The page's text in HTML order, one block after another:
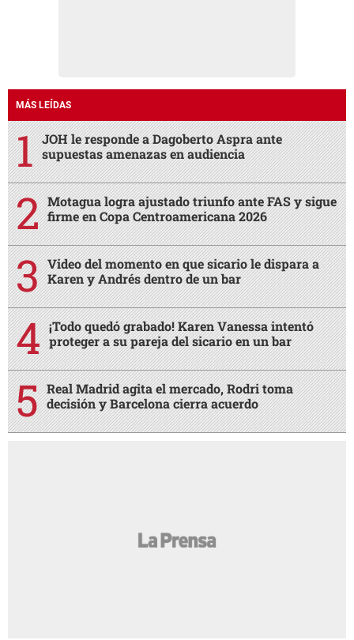
MÁS LEÍDAS
JOH le responde a Dagoberto Aspra ante
supuestas amenazas en audiencia
Motagua logra ajustado triunfo ante FAS y sigue
firme en Copa Centroamericana 2026
Video del momento en que sicario le dispara a
Karen y Andrés dentro de un bar
¡Todo quedó grabado! Karen Vanessa intentó
proteger a su pareja del sicario en un bar
Real Madrid agita el mercado, Rodri toma
decisión y Barcelona cierra acuerdo